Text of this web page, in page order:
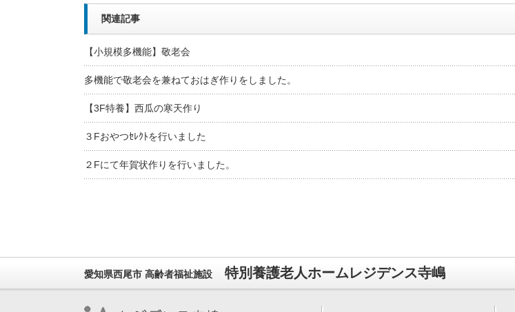
関連記事
【小規模多機能】敬老会
多機能で敬老会を兼ねておはぎ作りをしました。
【3F特養】西瓜の寒天作り
３Fおやつｾﾚｸﾄを行いました
２Fにて年賀状作りを行いました。
愛知県西尾市 高齢者福祉施設 特別養護老人ホームレジデンス寺嶋